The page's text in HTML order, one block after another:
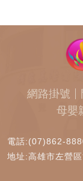
網路掛號
母嬰
電話:(07)862-
地址:高雄市左營